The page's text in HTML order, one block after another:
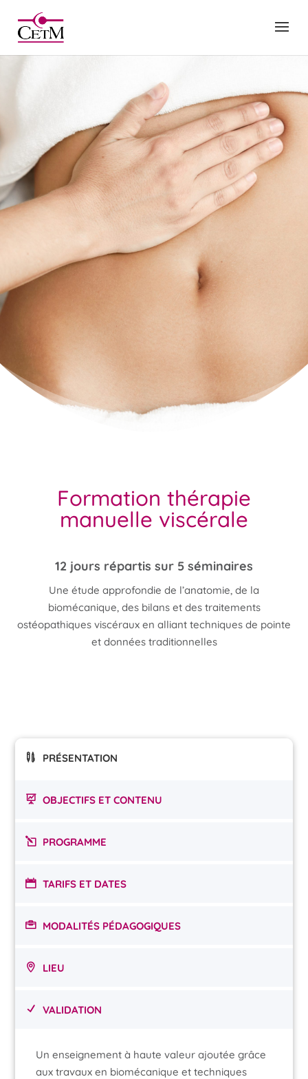
Formation thérapie
manuelle viscérale
12 jours répartis sur 5 séminaires
Une étude approfondie de l’anatomie, de la
biomécanique, des bilans et des traitements
ostéopathiques viscéraux en alliant techniques de pointe
et données traditionnelles
PRÉSENTATION
OBJECTIFS ET CONTENU
PROGRAMME
TARIFS ET DATES
MODALITÉS PÉDAGOGIQUES
LIEU
VALIDATION
Un enseignement à haute valeur ajoutée grâce
aux travaux en biomécanique et techniques